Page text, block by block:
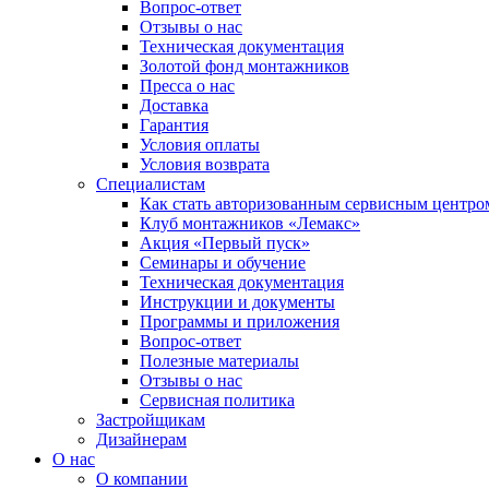
Вопрос-ответ
Отзывы о нас
Техническая документация
Золотой фонд монтажников
Пресса о нас
Доставка
Гарантия
Условия оплаты
Условия возврата
Специалистам
Как стать авторизованным сервисным
Клуб монтажников «Лемакс»
Акция «Первый пуск»
Семинары и обучение
Техническая документация
Инструкции и документы
Программы и приложения
Вопрос-ответ
Полезные материалы
Отзывы о нас
Сервисная политика
Застройщикам
Дизайнерам
О нас
О компании